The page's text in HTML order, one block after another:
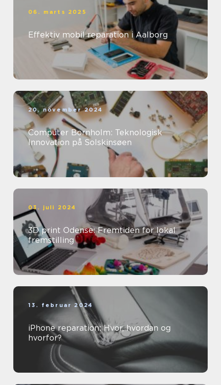
06. marts 2025
Effektiv mobil reparation i Aalborg
20. november 2024
Computer Bornholm: Teknologisk
Innovation på Solskinsøen
03. juli 2024
3D print Odense: Fremtiden for lokal
fremstilling
13. februar 2024
iPhone reparation: Hvor, hvordan og
hvorfor?